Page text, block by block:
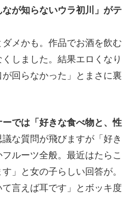
なが知らないウラ初川」がテ
ダメかも。作品でお酒を飲む
しました。結果エロくなり
回らなかった」とまさに裏
では「好きな食べ物と、性
議な質問が飛びますが「好き
ルーツ全般。最近はたらこ
」と女の子らしい回答が。
言えば耳です」とボッキ度